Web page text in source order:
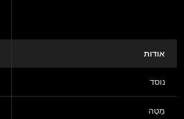
אודות
נוסד
מַטֶה